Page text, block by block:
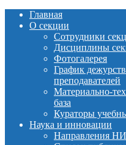
Главная
О секции
Сотрудники
Дисциплины
Фотогалерея
График дежурств
преподавателей
Материально-
база
Кураторы
Наука и инновации
Направления